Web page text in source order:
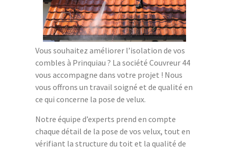
Vous souhaitez améliorer l’isolation de vos
combles à Prinquiau ? La société Couvreur 44
vous accompagne dans votre projet ! Nous
vous offrons un travail soigné et de qualité en
ce qui concerne la pose de velux.
Notre équipe d’experts prend en compte
chaque détail de la pose de vos velux, tout en
vérifiant la structure du toit et la qualité de